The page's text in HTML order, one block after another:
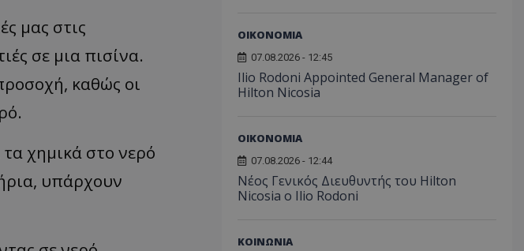
μας στις
σε μια πισίνα.
καθώς οι
τα χημικά στο νερό
υπάρχουν
ΟΙΚΟΝΟΜΙΑ
07.08.2026 - 12:45
Ilio Rodoni Appointed General Manager of
Hilton Nicosia
ΟΙΚΟΝΟΜΙΑ
07.08.2026 - 12:44
Νέος Γενικός Διευθυντής του Hilton
Nicosia ο Ilio Rodoni
ΚΟΙΝΩΝΙΑ